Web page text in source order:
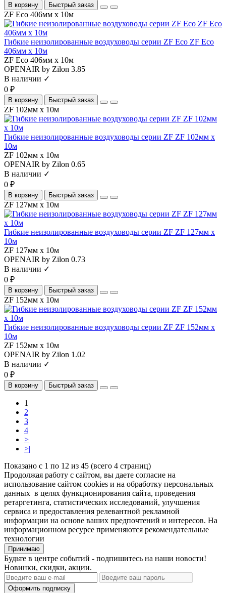
В корзину Быстрый заказ
ZF Eco 406мм х 10м
Гибкие неизолированные воздуховоды серии ZF Eco ZF Eco
406мм х 10м
ZF Eco 406мм х 10м
OPENAIR by Zilon 3.85
В наличии ✓
0 ₽
В корзину Быстрый заказ
ZF 102мм х 10м
Гибкие неизолированные воздуховоды серии ZF ZF 102мм х
10м
ZF 102мм х 10м
OPENAIR by Zilon 0.65
В наличии ✓
0 ₽
В корзину Быстрый заказ
ZF 127мм х 10м
Гибкие неизолированные воздуховоды серии ZF ZF 127мм х
10м
ZF 127мм х 10м
OPENAIR by Zilon 0.73
В наличии ✓
0 ₽
В корзину Быстрый заказ
ZF 152мм х 10м
Гибкие неизолированные воздуховоды серии ZF ZF 152мм х
10м
ZF 152мм х 10м
OPENAIR by Zilon 1.02
В наличии ✓
0 ₽
В корзину Быстрый заказ
1
2
3
4
>
>|
Показано с 1 по 12 из 45 (всего 4 страниц)
Продолжая работу с сайтом, вы даете согласие на
использование сайтом cookies и на обработку персональных
данных в целях функционирования сайта, проведения
ретаргетинга, статистических исследований, улучшения
сервиса и предоставления релевантной рекламной
информации на основе ваших предпочтений и интересов. На
информационном ресурсе применяются рекомендательные
технологии
Принимаю
Будьте в центре событий - подпишитесь на наши новости!
Новинки, скидки, акции.
Оформить подписку